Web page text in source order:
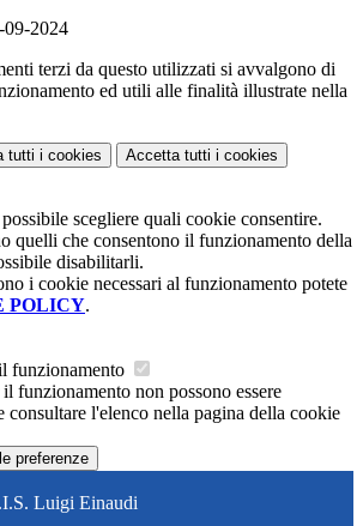
2024
terzi da questo utilizzati si avvalgono di
ed utili alle finalità illustrate nella
tutti i cookies Accetta tutti i cookies
scegliere quali cookie consentire.
quelli che consentono il funzionamento della
disabilitarli.
i cookie necessari al funzionamento potete
POLICY.
funzionamento
funzionamento non possono essere
consultare l'elenco nella pagina della cookie
preferenze
Luigi Einaudi